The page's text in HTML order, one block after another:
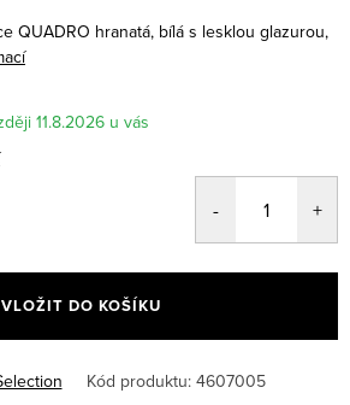
QUADRO hranatá, bílá s lesklou glazurou,
11.8.2026
VLOŽIT DO KOŠÍKU
Kód produktu: 4607005